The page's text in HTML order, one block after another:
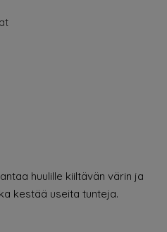
huulille kiiltävän värin ja
kestää useita tunteja.